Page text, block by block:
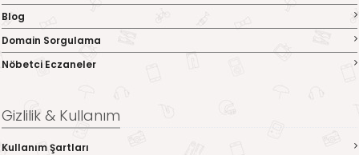
Blog
Domain Sorgulama
Nöbetci Eczaneler
Gizlilik & Kullanım
Kullanım Şartları